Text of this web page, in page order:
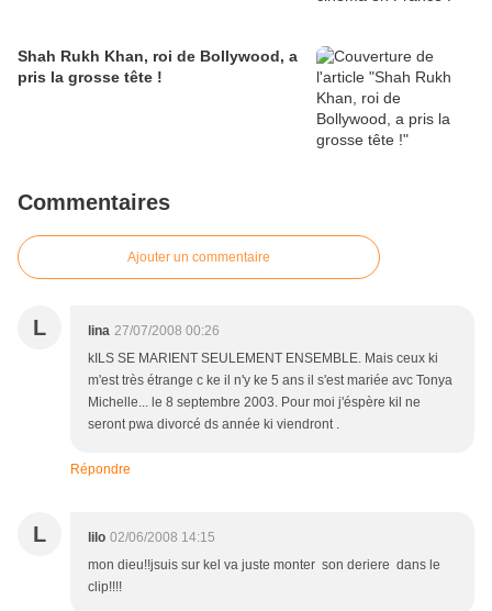
Shah Rukh Khan, roi de Bollywood, a
pris la grosse tête !
Commentaires
Ajouter un commentaire
L lina 27/07/2008 00:26
kILS SE MARIENT SEULEMENT ENSEMBLE. Mais ceux ki
m'est très étrange c ke il n'y ke 5 ans il s'est mariée avc Tonya
Michelle... le 8 septembre 2003. Pour moi j'éspère kil ne
seront pwa divorcé ds année ki viendront .
Répondre
L lilo 02/06/2008 14:15
mon dieu!!jsuis sur kel va juste monter son deriere dans le
clip!!!!